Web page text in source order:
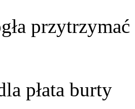
przytrzymać
płata burty